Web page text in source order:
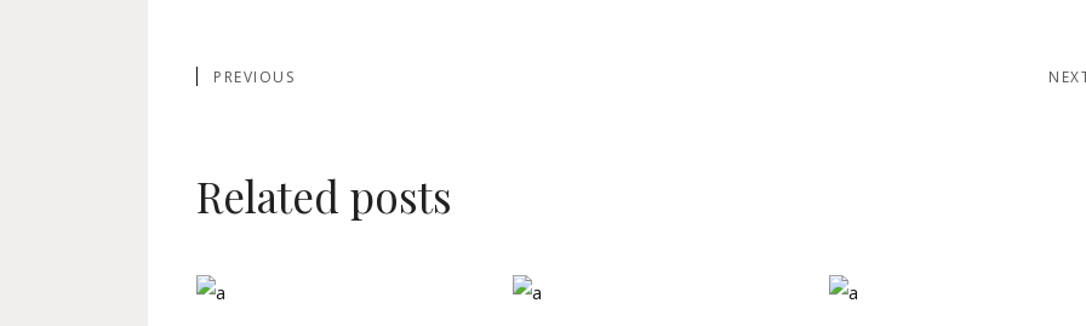
PREVIOUS
Related posts